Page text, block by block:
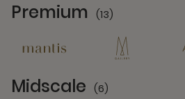
Premium (13)
Midscale (6)